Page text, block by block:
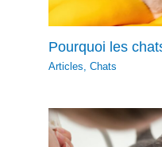
Pourquoi les
Articles,Chats